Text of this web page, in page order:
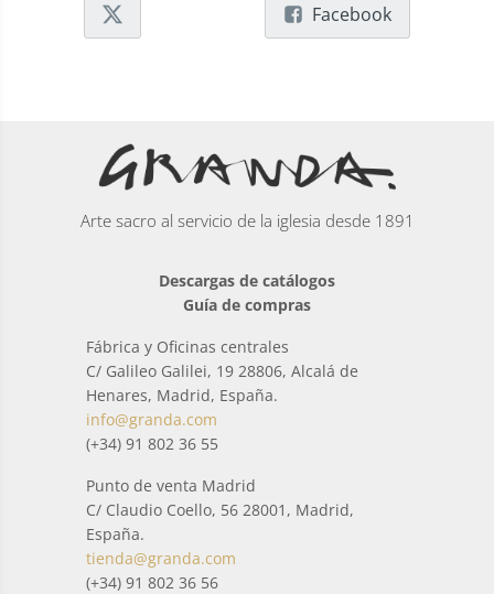
Facebook
Arte sacro al servicio de la iglesia desde 1891
Descargas de catálogos
Guía de compras
Fábrica y Oficinas centrales
C/ Galileo Galilei, 19 28806, Alcalá de
Henares, Madrid, España.
info@granda.com
(+34) 91 802 36 55
Punto de venta Madrid
C/ Claudio Coello, 56 28001, Madrid,
España.
tienda@granda.com
(+34) 91 802 36 56